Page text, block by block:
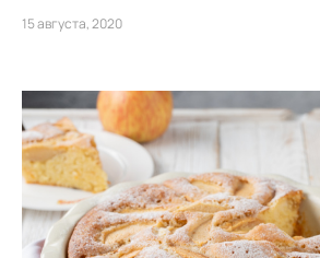
15 августа, 2020